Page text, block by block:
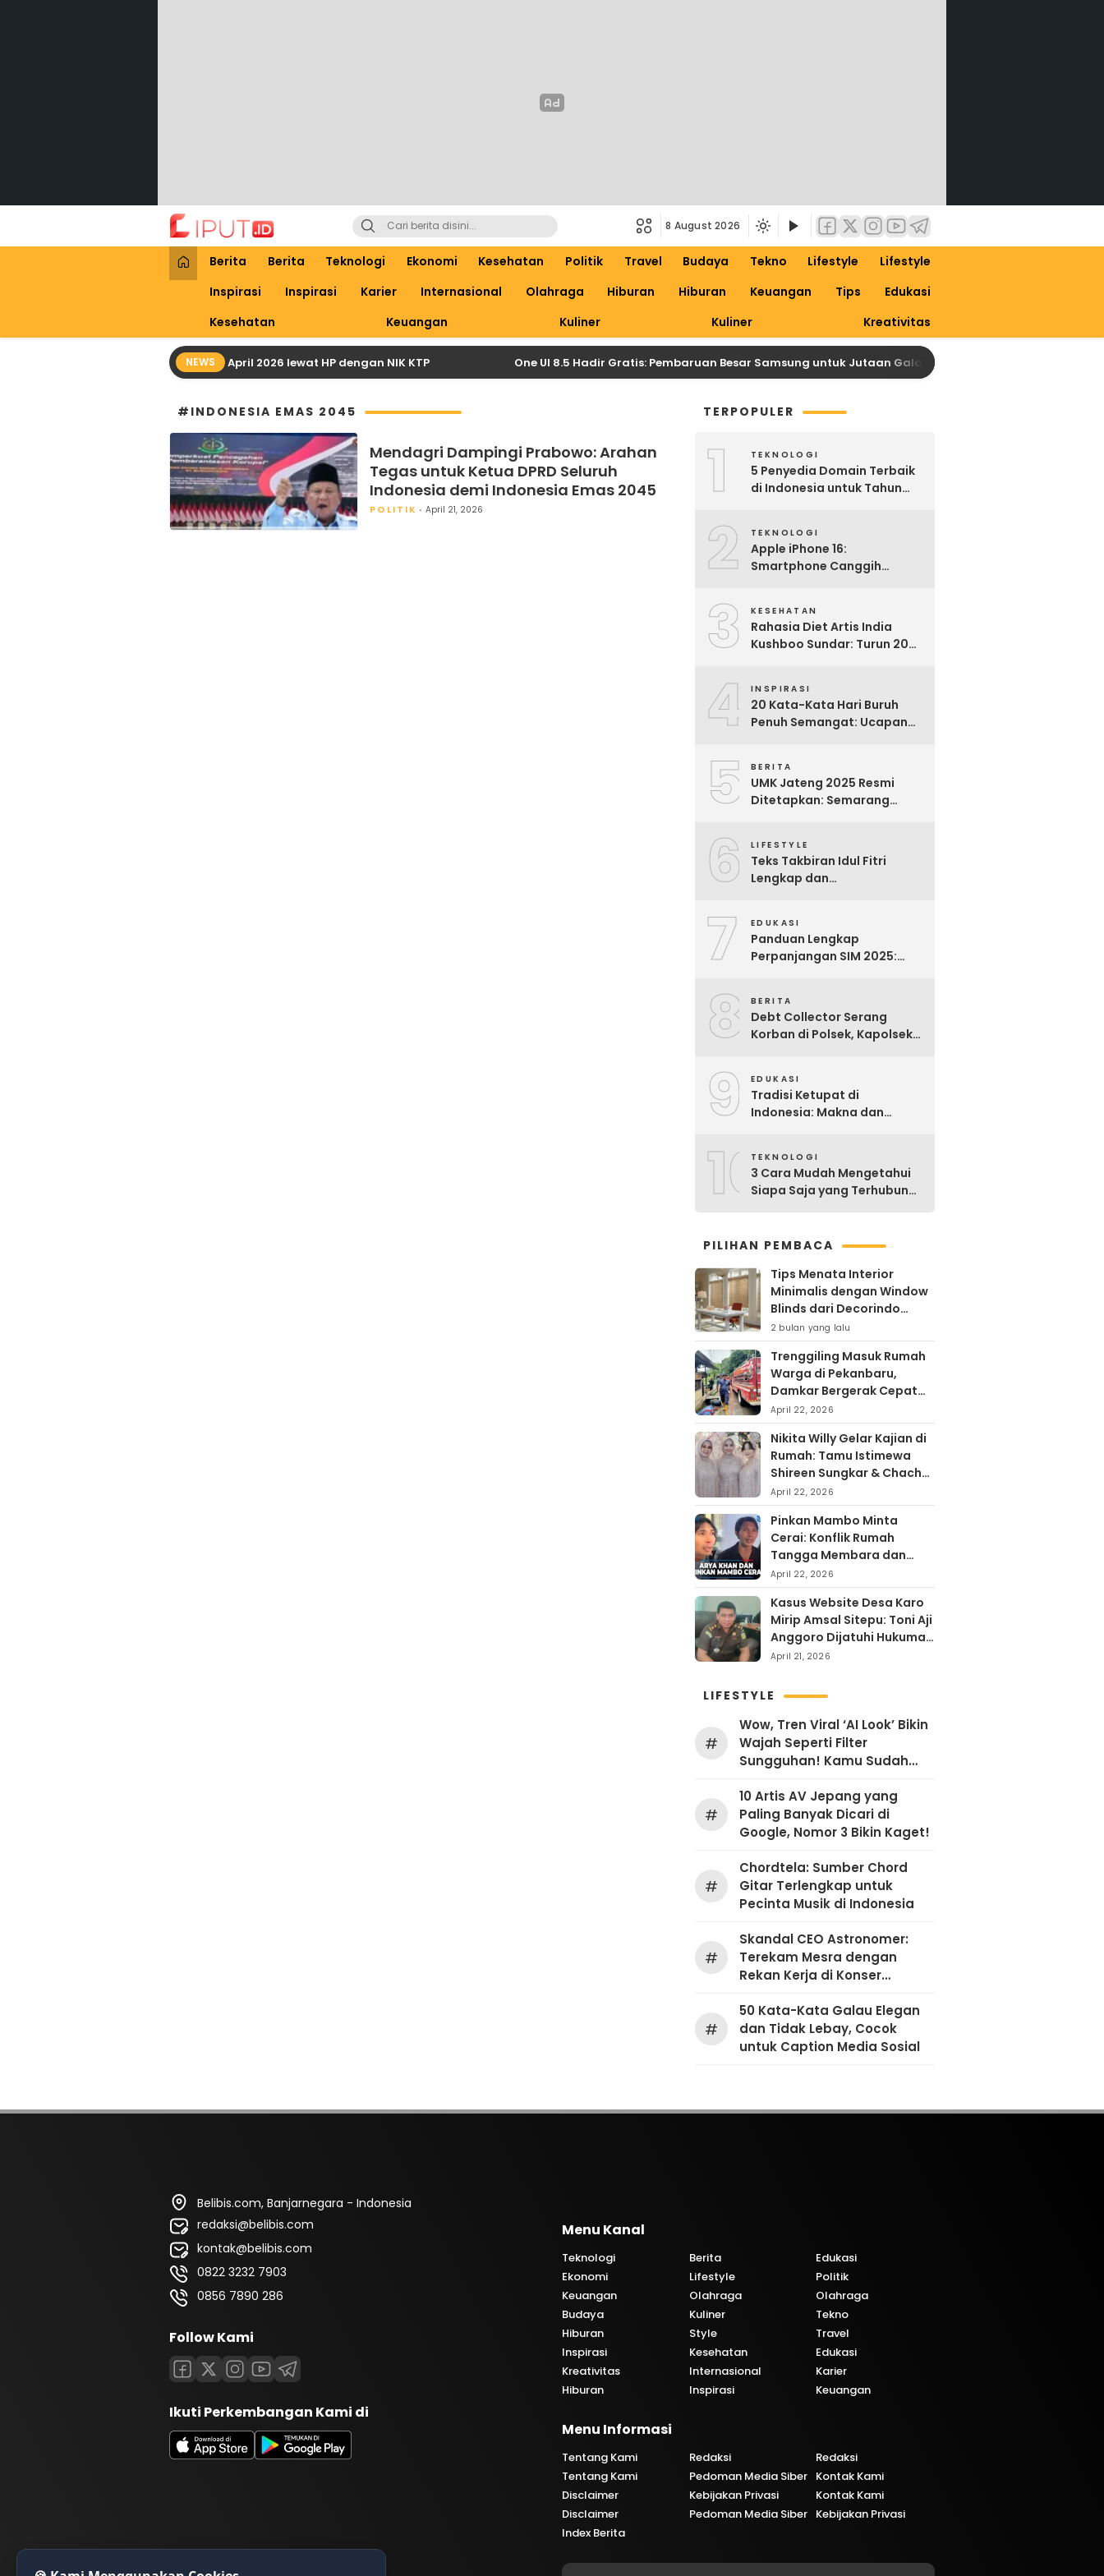
Liput
Liputan Digital
8 August 2026
Berita Berita Teknologi Ekonomi Kesehatan Politik Travel Budaya Tekno Lifestyle
Lifestyle
Inspirasi
Inspirasi Karier Internasional Olahraga Hiburan Hiburan Keuangan Tips
Edukasi
Kesehatan
Keuangan Kuliner Kuliner Kreativitas
NEWS
Cara Praktis Cek Bansos PKH April 2026 lewat HP dengan NIK KTP One UI 8.5 Hadir Gratis: Pembaruan Besar Samsung untuk Jutaan Galaxy, Siapkan Dirimu untuk One UI 9
#INDONESIA EMAS 2045
Mendagri Dampingi Prabowo: Arahan
Tegas untuk Ketua DPRD Seluruh
Indonesia demi Indonesia Emas 2045
POLITIK April 21, 2026
TERPOPULER
1 TEKNOLOGI
5 Penyedia Domain Terbaik
di Indonesia untuk Tahun
2 TEKNOLOGI
Apple iPhone 16:
Smartphone Canggih
3 KESEHATAN
Rahasia Diet Artis India
Kushboo Sundar: Turun 20
4 INSPIRASI
20 Kata-Kata Hari Buruh
Penuh Semangat: Ucapan
5 BERITA
UMK Jateng 2025 Resmi
Ditetapkan: Semarang
6 LIFESTYLE
Teks Takbiran Idul Fitri
Lengkap dan
7 EDUKASI
Panduan Lengkap
Perpanjangan SIM 2025:
8 BERITA
Debt Collector Serang
Korban di Polsek, Kapolsek
9 EDUKASI
Tradisi Ketupat di
Indonesia: Makna dan
10TEKNOLOGI
3 Cara Mudah Mengetahui
Siapa Saja yang Terhubung
PILIHAN PEMBACA
Tips Menata Interior
Minimalis dengan Window
Blinds dari Decorindo
Perkasa
2 bulan yang lalu
Trenggiling Masuk Rumah
Warga di Pekanbaru,
Damkar Bergerak Cepat
Lakukan Evakuasi Aman
April 22, 2026
Nikita Willy Gelar Kajian di
Rumah: Tamu Istimewa
Shireen Sungkar & Chacha
Frederika, Rayakan Hari
Kartini dengan
Kehangatan
April 22, 2026
Pinkan Mambo Minta
Cerai: Konflik Rumah
Tangga Membara dan
Kontroversi Uang Endorse
Arya Khan
April 22, 2026
Kasus Website Desa Karo
Mirip Amsal Sitepu: Toni Aji
Anggoro Dijatuhi Hukuman
Penjara
April 21, 2026
LIFESTYLE
#
Wow, Tren Viral ‘AI Look’ Bikin
Wajah Seperti Filter
Sungguhan! Kamu Sudah
#
10 Artis AV Jepang yang
Paling Banyak Dicari di
Google, Nomor 3 Bikin Kaget!
#
Chordtela: Sumber Chord
Gitar Terlengkap untuk
Pecinta Musik di Indonesia
#
Skandal CEO Astronomer:
Terekam Mesra dengan
Rekan Kerja di Konser
#
50 Kata-Kata Galau Elegan
dan Tidak Lebay, Cocok
untuk Caption Media Sosial
Belibis.com, Banjarnegara - Indonesia
redaksi@belibis.com
kontak@belibis.com
0822 3232 7903
0856 7890 286
Follow Kami
Ikuti Perkembangan Kami di
Menu Kanal
Teknologi Berita
Edukasi
Ekonomi
Lifestyle
Politik
Keuangan
Olahraga
Olahraga
Budaya
Kuliner
Tekno
Hiburan
Style
Travel
Inspirasi
Kesehatan
Edukasi
Kreativitas
Internasional
Karier
Hiburan
Inspirasi Keuangan
Menu Informasi
Tentang Kami Redaksi
Redaksi
Tentang Kami
Pedoman Media Siber Kontak Kami
Disclaimer
Kebijakan Privasi
Kontak Kami
Disclaimer
Pedoman Media Siber Kebijakan Privasi
Index Berita